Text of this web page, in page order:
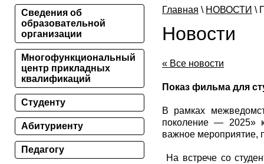
Главная \ НОВОСТИ \
Новости
« Все новости
Показ фильма для
В рамках
поколение — 2025»
важное мероприятие,
На встрече со
Сведения об
образовательной
организации
Многофункциональный
центр прикладных
квалификаций
Студенту
Абитуриенту
Педагогу